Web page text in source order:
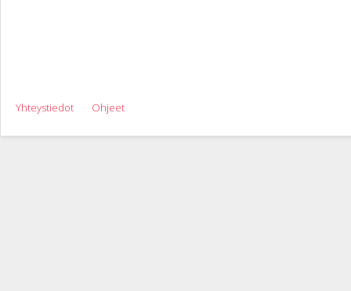
Yhteystiedot Ohjeet